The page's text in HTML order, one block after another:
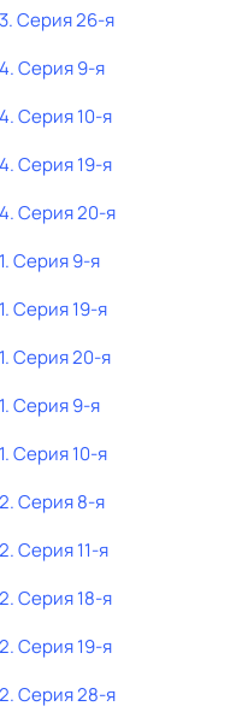
. Серия 26-я
. Серия 9-я
. Серия 10-я
. Серия 19-я
. Серия 20-я
. Серия 9-я
. Серия 19-я
. Серия 20-я
. Серия 9-я
. Серия 10-я
. Серия 8-я
. Серия 11-я
. Серия 18-я
. Серия 19-я
. Серия 28-я